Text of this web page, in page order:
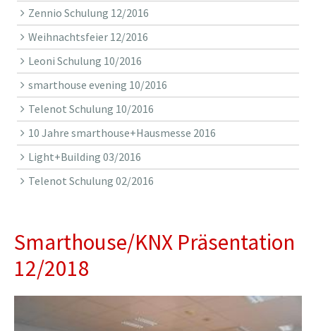
Zennio Schulung 12/2016
Weihnachtsfeier 12/2016
Leoni Schulung 10/2016
smarthouse evening 10/2016
Telenot Schulung 10/2016
10 Jahre smarthouse+Hausmesse 2016
Light+Building 03/2016
Telenot Schulung 02/2016
Smarthouse/KNX Präsentation
12/2018